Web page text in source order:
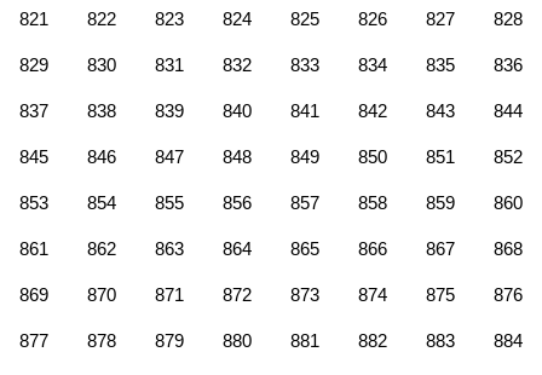
821 822 823 824 825 826 827 828
829 830 831 832 833 834 835 836
837 838 839 840 841 842 843 844
845 846 847 848 849 850 851 852
853 854 855 856 857 858 859 860
861 862 863 864 865 866 867 868
869 870 871 872 873 874 875 876
877 878 879 880 881 882 883 884